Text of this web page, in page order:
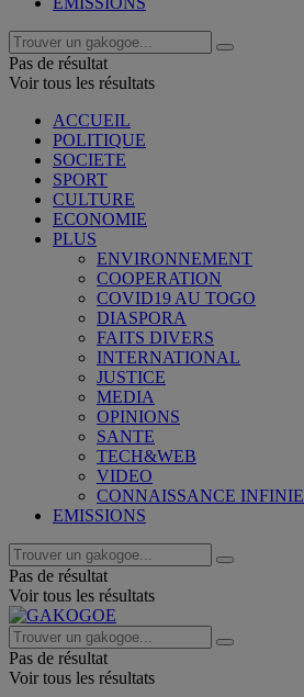
Pas de résultat
Voir tous les résultats
ACCUEIL
POLITIQUE
SOCIETE
SPORT
CULTURE
ECONOMIE
PLUS
ENVIRONNEMENT
COOPERATION
COVID19 AU TOGO
DIASPORA
FAITS DIVERS
INTERNATIONAL
JUSTICE
MEDIA
OPINIONS
SANTE
TECH&WEB
VIDEO
CONNAISSANCE INFINIE
EMISSIONS
Pas de résultat
Voir tous les résultats
Pas de résultat
Voir tous les résultats